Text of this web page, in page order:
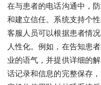
在与患者的电话沟通中，
和建立信任。系统支持个
客服人员可以根据患者情
人性化。例如，在告知患
业的语气，并提供详细的
话记录和信息的完整保存